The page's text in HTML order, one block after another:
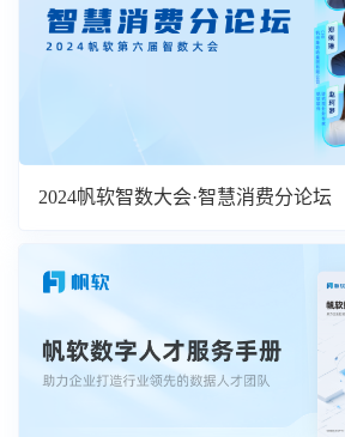
2024帆软智数大会·智慧消费分论坛